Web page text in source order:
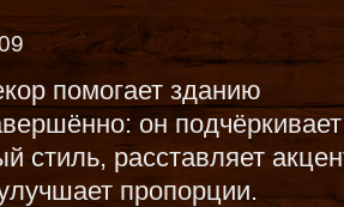
помогает зданию
он подчёркивает
стиль, расставляет
пропорции.